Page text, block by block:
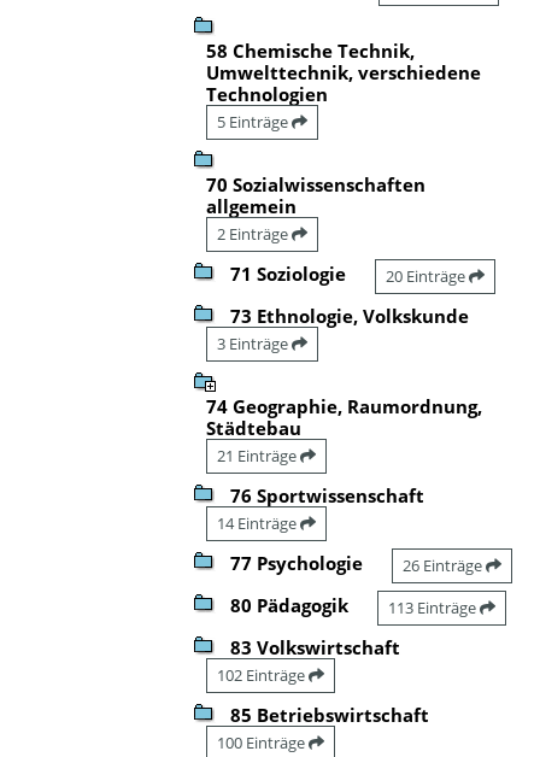
58 Chemische Technik,
Umwelttechnik, verschiedene
Technologien
5 Einträge
70 Sozialwissenschaften
allgemein
2 Einträge
71 Soziologie 20 Einträge
73 Ethnologie, Volkskunde
3 Einträge
74 Geographie, Raumordnung,
Städtebau
21 Einträge
76 Sportwissenschaft
14 Einträge
77 Psychologie 26 Einträge
80 Pädagogik 113 Einträge
83 Volkswirtschaft
102 Einträge
85 Betriebswirtschaft
100 Einträge